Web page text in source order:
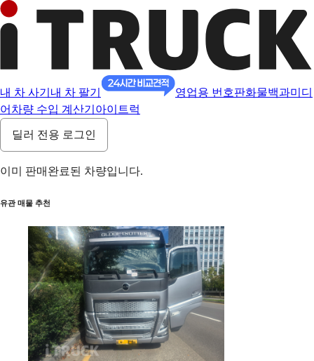
내 차 사기 내 차 팔기 영업용 번호판화물백과미디
어 차량 수입 계산기 아이트럭
딜러 전용 로그인
이미 판매완료된 차량입니다.
유관 매물 추천